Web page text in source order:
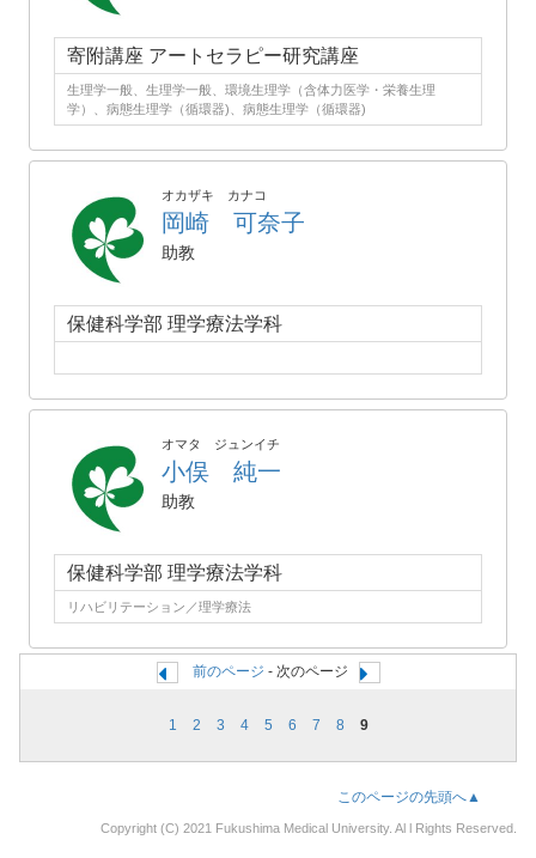
寄附講座 アートセラピー研究講座
生理学一般、生理学一般、環境生理学（含体力医学・栄養生理
学）、病態生理学（循環器)、病態生理学（循環器)
オカザキ カナコ
岡崎 可奈子
助教
保健科学部 理学療法学科
オマタ ジュンイチ
小俣 純一
助教
保健科学部 理学療法学科
リハビリテーション／理学療法
前のページ - 次のページ
1 2 3 4 5 6 7 8 9
このページの先頭へ▲
Copyright (C) 2021 Fukushima Medical University. Al l Rights Reserved.